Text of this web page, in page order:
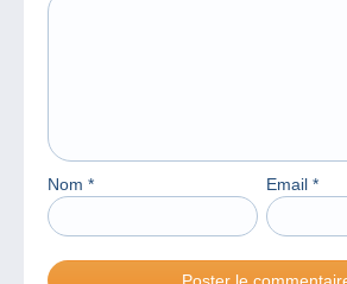
Nom * Email *